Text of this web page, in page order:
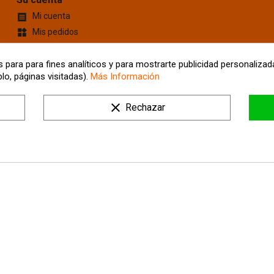
 Mi cuenta
widgets Mis pedidos
account_box Información personal
location_on Mis Direcciones
Tus ajustes de cookies
para fines analíticos y para mostrarte publicidad
páginas visitadas). Más Información
clear Rechazar